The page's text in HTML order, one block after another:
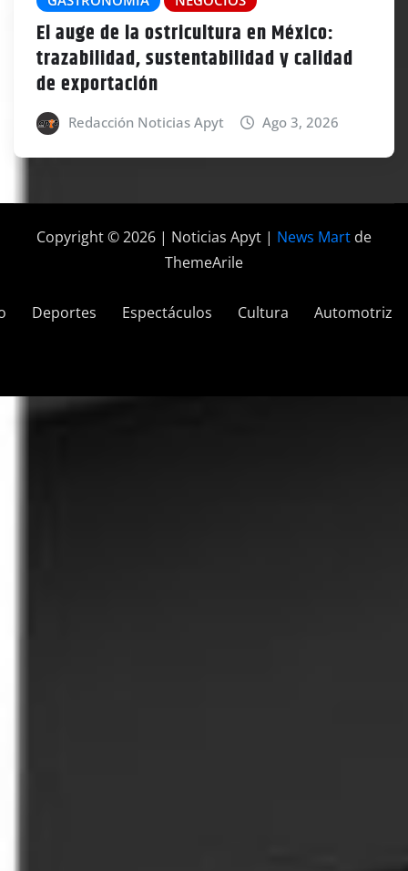
El auge de la ostricultura en México:
trazabilidad, sustentabilidad y calidad
de exportación
Redacción Noticias Apyt Ago 3, 2026
Copyright © 2026 | Noticias Apyt | News Mart de
ThemeArile
Deportes Espectáculos Cultura Automotriz